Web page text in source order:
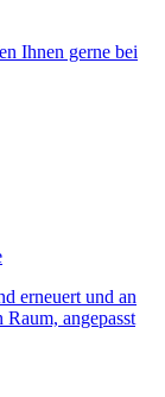
Ihnen gerne bei
erneuert und an
angepasst